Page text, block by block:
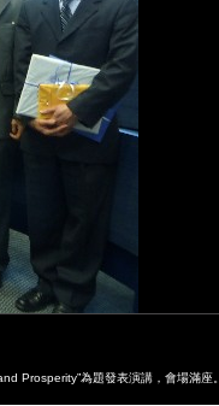
Prosperity”為題發表演講，會場滿座。